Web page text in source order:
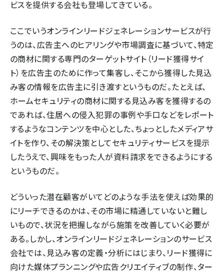
ビスを提供する会社も登場してきている。
ここでいうオンラインリードジェネレーションサービスが行
うのは、広告主へのヒアリングや市場調査に基づいて、特定
の商材に関する専門のターゲットサイト（リード獲得サイ
ト）を広告主のために作って集客し、そこから獲得した見込
み客の情報を広告主に引き渡すというものだ。たとえば、
ホームセキュリティの商材に関する見込み客を獲得するの
であれば、住居への侵入犯罪の事例や手口などをレポート
するようなコンテンツを中心とした、ちょっとしたメディアサ
イトを作り、その解決策としてセキュリティサービスを提示
したうえで、興味をもった人が資料請求をできるようにする
というものだ。
どういった潜在顧客がいてどのような手法を使えば効果的
にリーチできるのかは、その市場に精通していないと難し
いもので、状況を把握しながら施策を改善していく必要が
ある。しかし、オンラインリードジェネレーションのサービス
会社では、見込み客の定義・分析にはじまり、リード獲得に
向けた媒体プランニングや広告クリエイティブの制作、ター